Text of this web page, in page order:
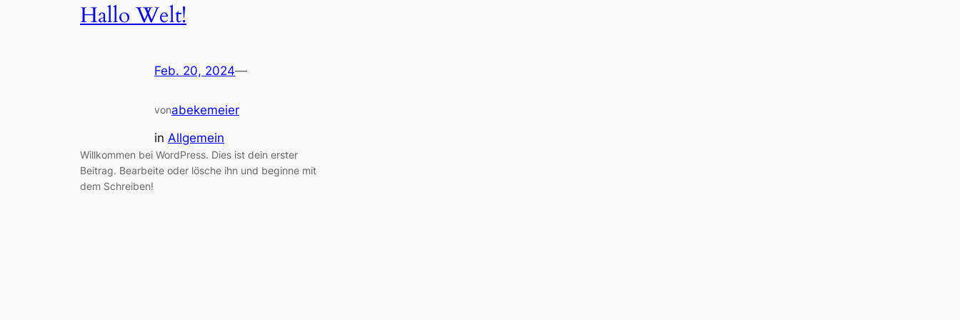
Hallo Welt!
Feb. 20, 2024—
vonabekemeier
in Allgemein
Willkommen bei WordPress. Dies ist dein erster
Beitrag. Bearbeite oder lösche ihn und beginne mit
dem Schreiben!